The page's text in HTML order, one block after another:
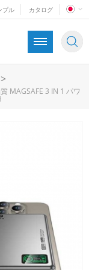
プル カタログ
>
MAGSAFE 3 IN 1 パワ